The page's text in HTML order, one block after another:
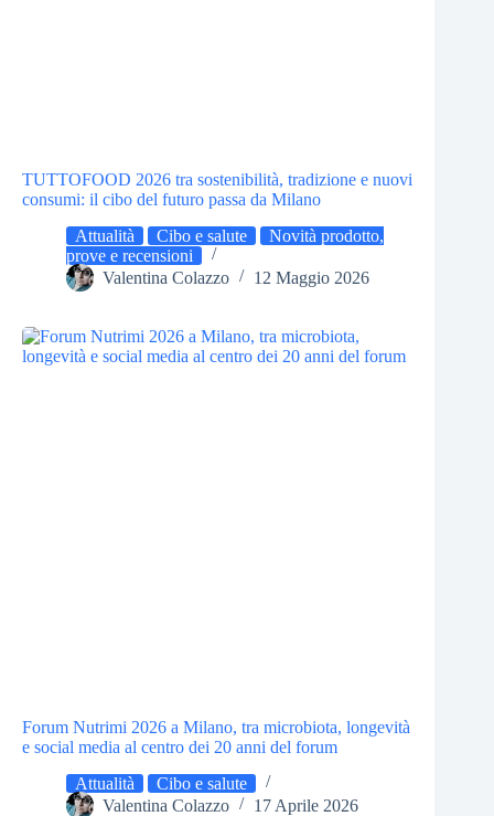
TUTTOFOOD 2026 tra sostenibilità, tradizione e nuovi
consumi: il cibo del futuro passa da Milano
Attualità
Cibo e salute
Novità prodotto,
prove e recensioni
Valentina Colazzo
12 Maggio 2026
Forum Nutrimi 2026 a Milano, tra microbiota, longevità
e social media al centro dei 20 anni del forum
Attualità
Cibo e salute
Valentina Colazzo
17 Aprile 2026